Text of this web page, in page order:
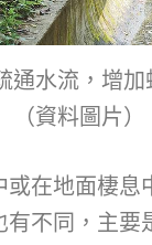
通水流，增加
（資料圖片）
或在地面棲息
有不同，主要